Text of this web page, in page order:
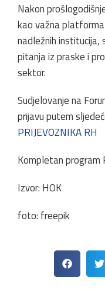
Nakon
kao važna
nadležnih institucija,
pitanja iz praske i
sektor.
Sudjelovanje na
prijavu putem
PRIJEVOZNIKA RH
Kompletan program
Izvor: HOK
foto: freepik